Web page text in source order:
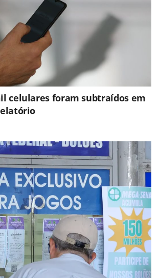
celulares foram subtraídos em